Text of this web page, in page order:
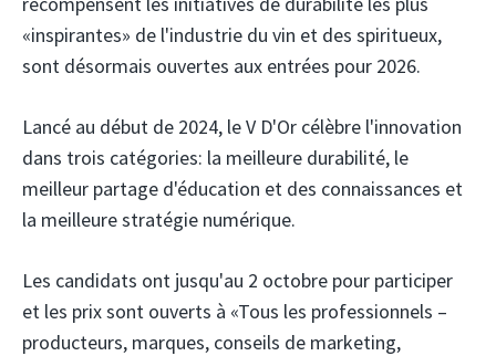
«inspirantes» de l'industrie du vin et des spiritueux,
sont désormais ouvertes aux entrées pour 2026.
Lancé au début de 2024, le V D'Or célèbre l'innovation
dans trois catégories: la meilleure durabilité, le
meilleur partage d'éducation et des connaissances et
la meilleure stratégie numérique.
Les candidats ont jusqu'au 2 octobre pour participer
et les prix sont ouverts à «Tous les professionnels –
producteurs, marques, conseils de marketing,